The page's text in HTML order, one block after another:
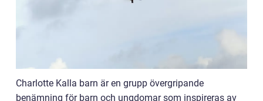
Charlotte Kalla barn är en grupp övergripande
benämning för barn och ungdomar som inspireras av